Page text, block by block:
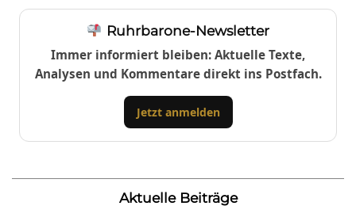
Ruhrbarone-Newsletter
Immer informiert bleiben: Aktuelle Texte,
Analysen und Kommentare direkt ins Postfach.
Jetzt anmelden
Aktuelle Beiträge